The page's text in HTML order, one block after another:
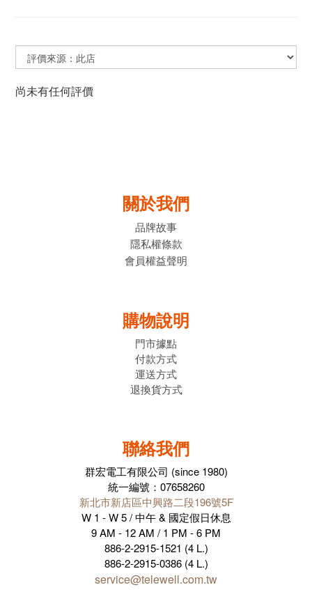
尚未有任何評價
關於我們
品牌故事
隱私權條款
會員權益聲明
購物說明
門市據點
付款方式
運送方式
退換貨方式
聯絡我們
群宏電工有限公司 (since 1980)
統一編號：07658260
新北市新店區中興路二段196號5F
W 1 - W 5 / 中午 & 國定假日休息
9 AM - 12 AM / 1 PM - 6 PM
886-2-2915-1521 (4 L.)
886-2-2915-0386 (4 L.)
service@telewell.com.tw